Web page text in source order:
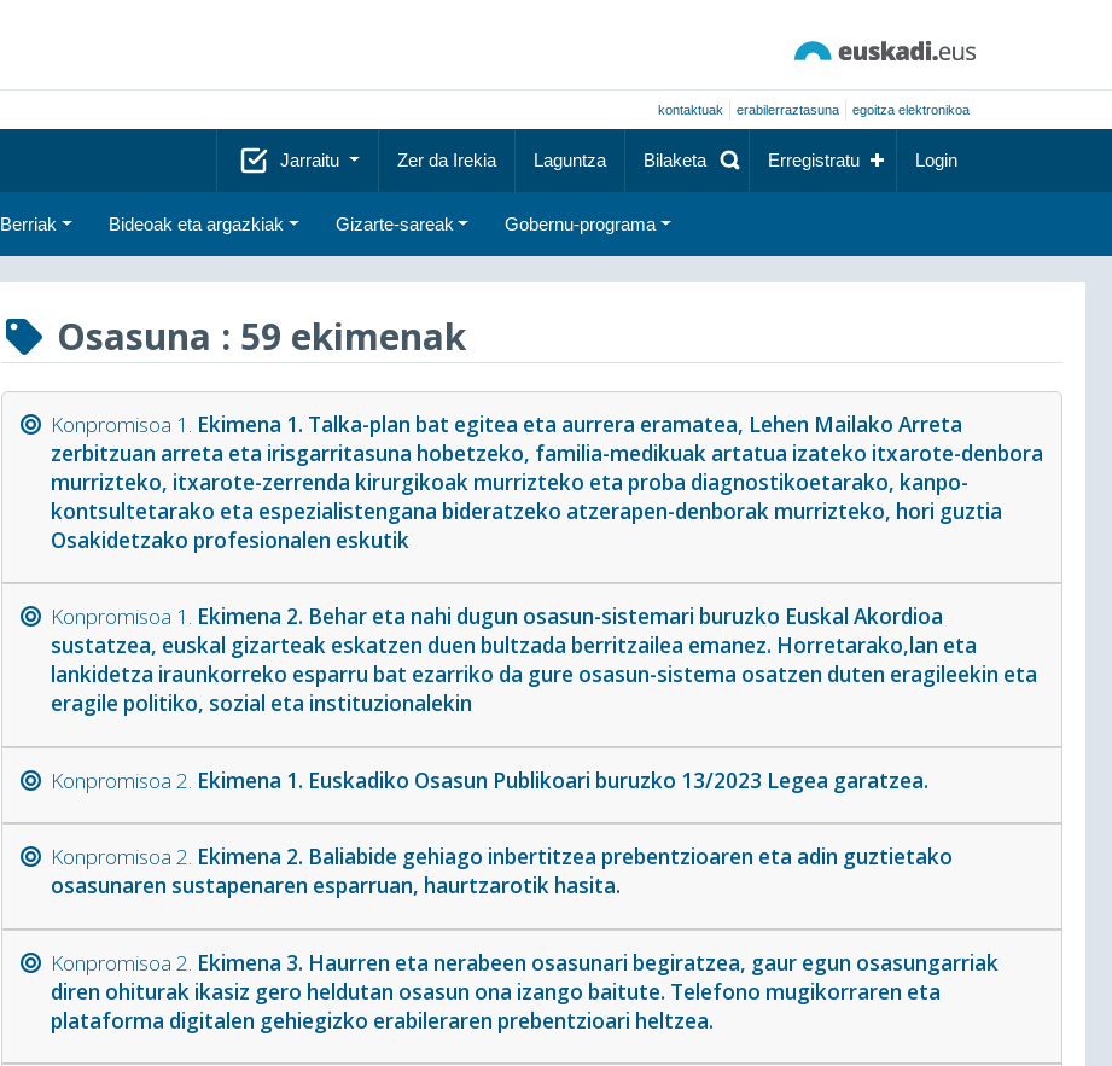
kontaktuak erabilerraztasuna egoitza elektronikoa
Jarraitu Zer da Irekia Laguntza Bilaketa Erregistratu Login
Berriak Bideoak eta argazkiak Gizarte-sareak Gobernu-programa
Osasuna : 59 ekimenak
Konpromisoa 1. Ekimena 1. Talka-plan bat egitea eta aurrera eramatea, Lehen Mailako Arreta
zerbitzuan arreta eta irisgarritasuna hobetzeko, familia-medikuak artatua izateko itxarote-denbora
murrizteko, itxarote-zerrenda kirurgikoak murrizteko eta proba diagnostikoetarako, kanpo-
kontsultetarako eta espezialistengana bideratzeko atzerapen-denborak murrizteko, hori guztia
Osakidetzako profesionalen eskutik
Konpromisoa 1. Ekimena 2. Behar eta nahi dugun osasun-sistemari buruzko Euskal Akordioa
sustatzea, euskal gizarteak eskatzen duen bultzada berritzailea emanez. Horretarako,lan eta
lankidetza iraunkorreko esparru bat ezarriko da gure osasun-sistema osatzen duten eragileekin eta
eragile politiko, sozial eta instituzionalekin
Konpromisoa 2. Ekimena 1. Euskadiko Osasun Publikoari buruzko 13/2023 Legea garatzea.
Konpromisoa 2. Ekimena 2. Baliabide gehiago inbertitzea prebentzioaren eta adin guztietako
osasunaren sustapenaren esparruan, haurtzarotik hasita.
Konpromisoa 2. Ekimena 3. Haurren eta nerabeen osasunari begiratzea, gaur egun osasungarriak
diren ohiturak ikasiz gero heldutan osasun ona izango baitute. Telefono mugikorraren eta
plataforma digitalen gehiegizko erabileraren prebentzioari heltzea.